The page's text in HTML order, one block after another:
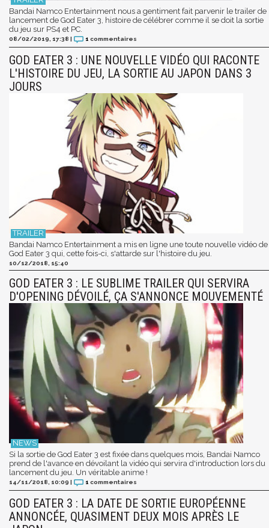
Bandai Namco Entertainment nous a gentiment fait parvenir le trailer de
lancement de God Eater 3, histoire de célébrer comme il se doit la sortie
du jeu sur PS4 et PC.
08/02/2019, 17:38 | 1 commentaires
GOD EATER 3 : UNE NOUVELLE VIDÉO QUI RACONTE
L'HISTOIRE DU JEU, LA SORTIE AU JAPON DANS 3
JOURS
Bandai Namco Entertainment a mis en ligne une toute nouvelle vidéo de
God Eater 3 qui, cette fois-ci, s'attarde sur l'histoire du jeu.
10/12/2018, 15:40
GOD EATER 3 : LE SUBLIME TRAILER QUI SERVIRA
D'OPENING DÉVOILÉ, ÇA S'ANNONCE MOUVEMENTÉ
Si la sortie de God Eater 3 est fixée dans quelques mois, Bandai Namco
prend de l'avance en dévoilant la vidéo qui servira d'introduction lors du
lancement du jeu. Un véritable anime !
14/11/2018, 10:09 1 commentaires
GOD EATER 3 : LA DATE DE SORTIE EUROPÉENNE
ANNONCÉE, QUASIMENT DEUX MOIS APRÈS LE